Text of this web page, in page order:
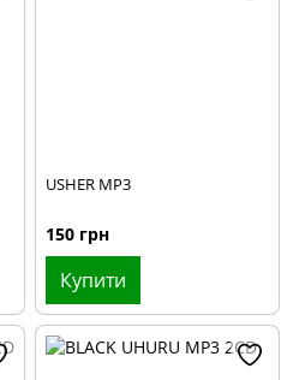
USHER MP3
150 грн
Купити